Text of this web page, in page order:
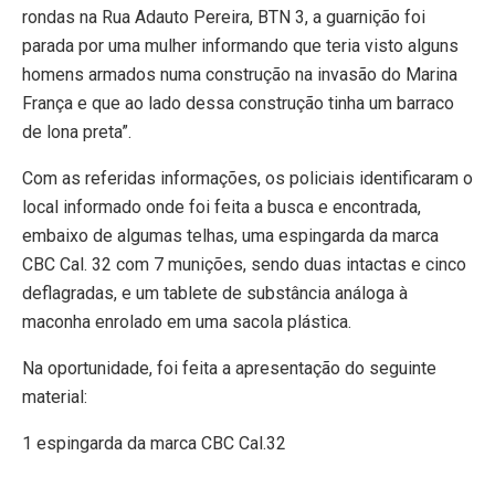
rondas na Rua Adauto Pereira, BTN 3, a guarnição foi
parada por uma mulher informando que teria visto alguns
homens armados numa construção na invasão do Marina
França e que ao lado dessa construção tinha um barraco
de lona preta”.
Com as referidas informações, os policiais identificaram o
local informado onde foi feita a busca e encontrada,
embaixo de algumas telhas, uma espingarda da marca
CBC Cal. 32 com 7 munições, sendo duas intactas e cinco
deflagradas, e um tablete de substância análoga à
maconha enrolado em uma sacola plástica.
Na oportunidade, foi feita a apresentação do seguinte
material:
1 espingarda da marca CBC Cal.32